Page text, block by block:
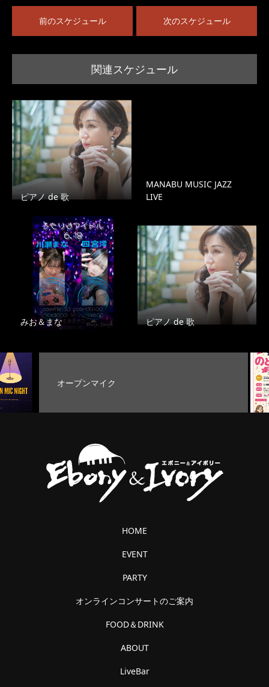
前のスケジュール 次のスケジュール
関連スケジュール
ピアノ de 歌
MANABU MUSIC JAZZ
LIVE
みお＆まな ピアノ de 歌
お客様のど
HOME
EVENT
PARTY
オンラインコンサートのご案内
FOOD＆DRINK
ABOUT
LiveBar